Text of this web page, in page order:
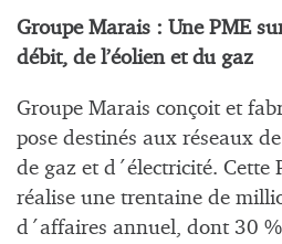
Groupe Marais : Une PME
débit, de l’éolien et du gaz
Groupe Marais conçoit et
pose destinés aux réseaux
de gaz et d´électricité. Cette
réalise une trentaine de
d´affaires annuel, dont 30